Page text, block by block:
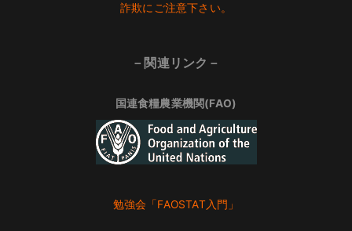
詐欺にご注意下さい。
－関連リンク－
国連食糧農業機関(FAO)
勉強会「FAOSTAT入門」